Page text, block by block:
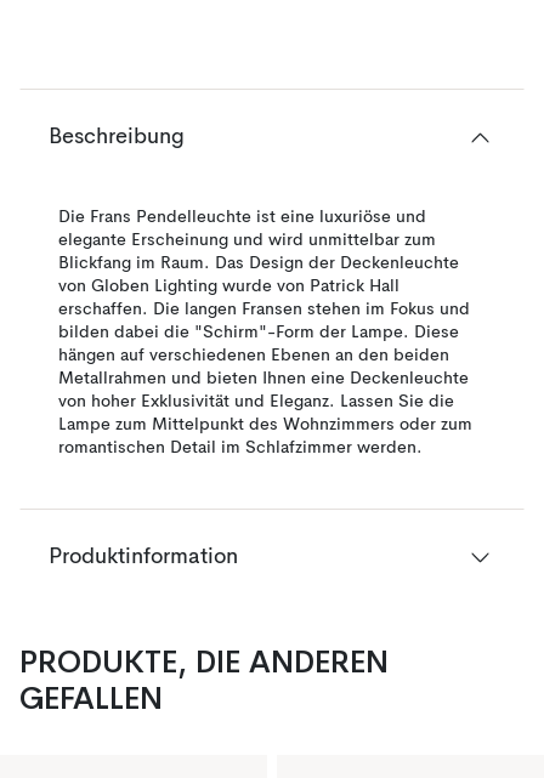
Beschreibung
Die Frans Pendelleuchte ist eine luxuriöse und
elegante Erscheinung und wird unmittelbar zum
Blickfang im Raum. Das Design der Deckenleuchte
von Globen Lighting wurde von Patrick Hall
erschaffen. Die langen Fransen stehen im Fokus und
bilden dabei die "Schirm"-Form der Lampe. Diese
hängen auf verschiedenen Ebenen an den beiden
Metallrahmen und bieten Ihnen eine Deckenleuchte
von hoher Exklusivität und Eleganz. Lassen Sie die
Lampe zum Mittelpunkt des Wohnzimmers oder zum
romantischen Detail im Schlafzimmer werden.
Produktinformation
PRODUKTE, DIE ANDEREN
GEFALLEN